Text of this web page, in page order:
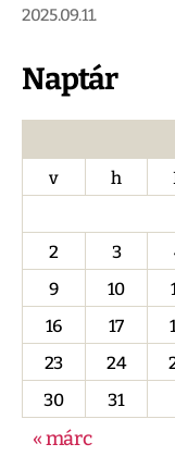
2025.09.11.
Naptár
v
h
2
3
9
10
16
17
23
24
30
31
« márc